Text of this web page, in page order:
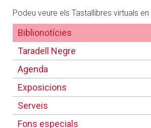
Podeu veure els Tastallibres virtuals
Biblionotícies
Taradell Negre
Agenda
Exposicions
Serveis
Fons especials